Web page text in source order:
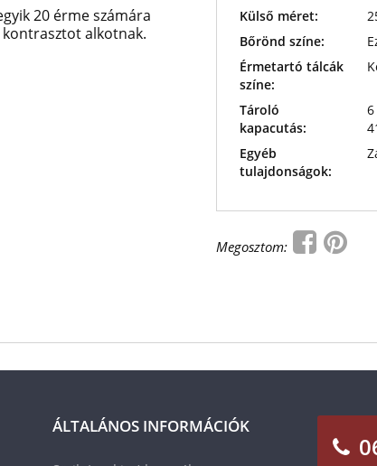
20 érme számára
kontrasztot alkotnak.
Külső méret:
Bőrönd színe:
Érmetartó tálcák
színe:
Tároló
kapacutás:
Egyéb
tulajdonságok:
Megosztom:
ÁLTALÁNOS INFORMÁCIÓK